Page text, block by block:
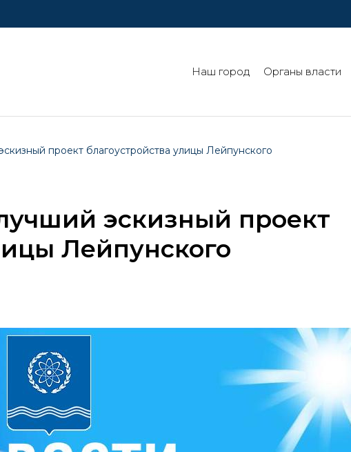
Наш город Органы власти
проект благоустройства улицы Лейпунского
эскизный проект
Лейпунского